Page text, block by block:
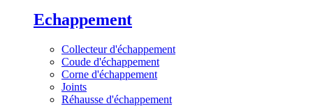
Echappement
Collecteur d'échappement
Coude d'échappement
Corne d'échappement
Joints
Réhausse d'échappement